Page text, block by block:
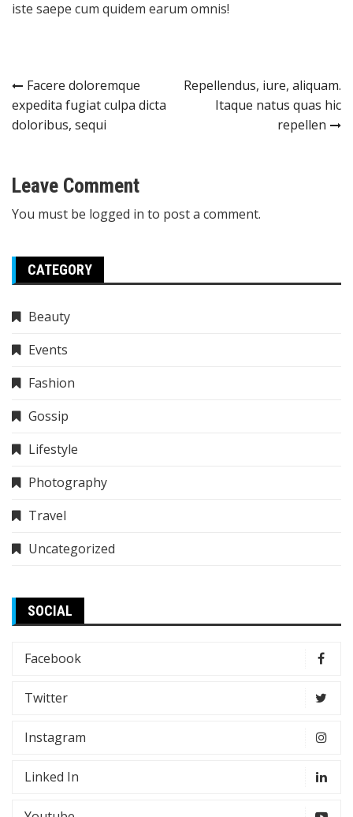
iste saepe cum quidem earum omnis!
Post
navigation
Facere doloremque
expedita fugiat culpa dicta
doloribus, sequi
Repellendus, iure, aliquam.
Itaque natus quas hic
repellen
Leave Comment
You must be logged in to post a comment.
CATEGORY
Beauty
Events
Fashion
Gossip
Lifestyle
Photography
Travel
Uncategorized
SOCIAL
Facebook
Twitter
Instagram
Linked In